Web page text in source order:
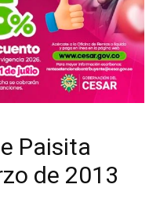
Paisita
de 2013